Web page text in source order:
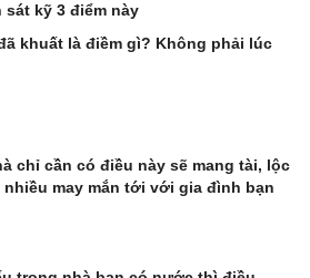
sát kỹ 3 điểm này
khuất là điềm gì? Không phải lúc
chỉ cần có điều này sẽ mang tài, lộc
nhiều may mắn tới với gia đình bạn